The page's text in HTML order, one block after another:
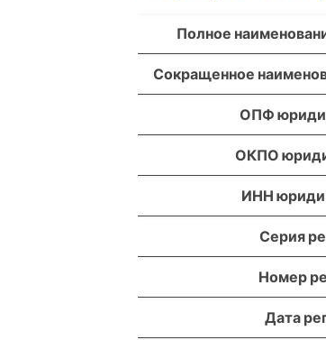
Полное
Сокращенное
ОПФ
ОКПО
ИНН
Серия
Номер
Дата